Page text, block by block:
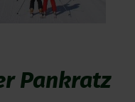
Pankratz